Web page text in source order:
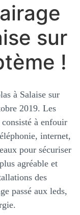
sur
!
à Salaise sur
2019. Les
à enfouir
internet,
pour sécuriser
agréable et
des
passé aux leds,